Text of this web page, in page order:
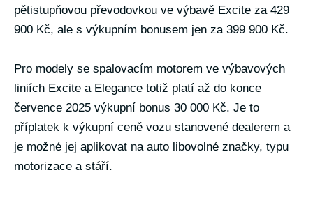
pětistupňovou převodovkou ve výbavě Excite za 429
900 Kč, ale s výkupním bonusem jen za 399 900 Kč.
Pro modely se spalovacím motorem ve výbavových
liniích Excite a Elegance totiž platí až do konce
července 2025 výkupní bonus 30 000 Kč. Je to
příplatek k výkupní ceně vozu stanovené dealerem a
je možné jej aplikovat na auto libovolné značky, typu
motorizace a stáří.